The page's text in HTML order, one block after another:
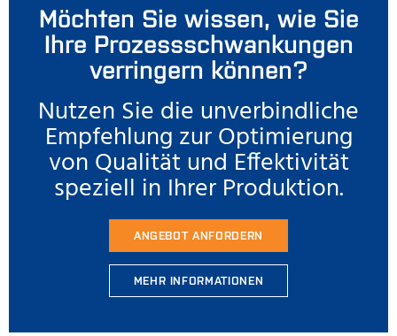
Möchten Sie wissen, wie Sie
Ihre Prozessschwankungen
verringern können?
Nutzen Sie die unverbindliche
Empfehlung zur Optimierung
von Qualität und Effektivität
speziell in Ihrer Produktion.
ANGEBOT ANFORDERN
MEHR INFORMATIONEN